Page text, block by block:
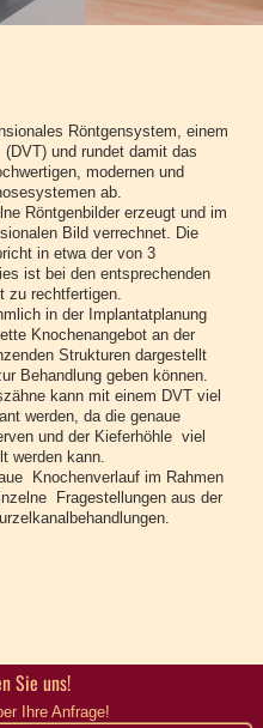
Röntgensystem, einem
und rundet damit das
modernen und
ab.
Röntgenbilder erzeugt und im
Bild verrechnet. Die
in etwa der von 3
ist bei den entsprechenden
zu rechtfertigen.
in der Implantatplanung
Knochenangebot an der
Strukturen dargestellt
Behandlung geben können.
kann mit einem DVT viel
werden, da die genaue
und der Kieferhöhle viel
werden kann.
Knochenverlauf im Rahmen
Fragestellungen aus der
Sie uns!
Ihre Anfrage!